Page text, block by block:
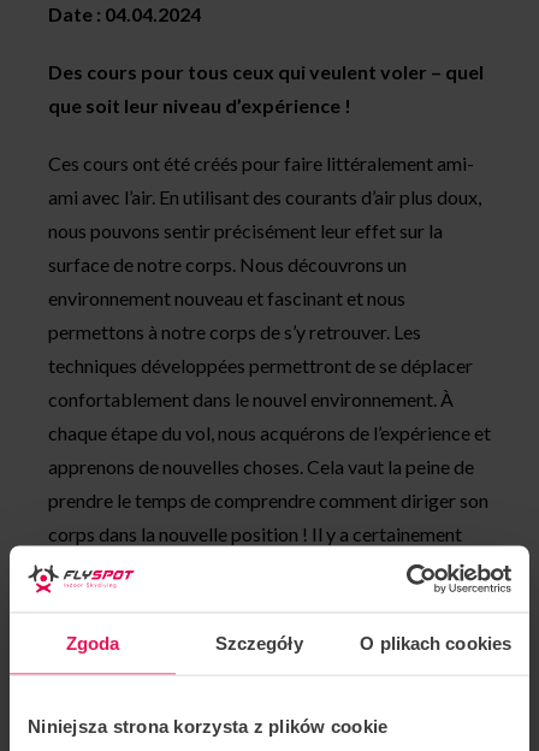
Zgoda Szczegóły O plikach cookies
Niniejsza strona korzysta z plików cookie
Date : 04.04.2024
Des cours pour tous ceux qui veulent voler – quel
que soit leur niveau d’expérience !
Ces cours ont été créés pour faire littéralement ami-
ami avec l’air. En utilisant des courants d’air plus doux,
nous pouvons sentir précisément leur effet sur la
surface de notre corps. Nous découvrons un
environnement nouveau et fascinant et nous
permettons à notre corps de s’y retrouver. Les
techniques développées permettront de se déplacer
confortablement dans le nouvel environnement. À
chaque étape du vol, nous acquérons de l’expérience et
apprenons de nouvelles choses. Cela vaut la peine de
prendre le temps de comprendre comment diriger son
corps dans la nouvelle position ! Il y a certainement
quelque chose d’intéressant pour tout le monde dans
ces activités.
Pendant l’atelier, il y a trois participants et un
voler plus pour moins cher !